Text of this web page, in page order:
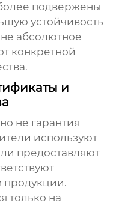
подвержены
устойчивость
не абсолютное
конкретной
и
не гарантия
используют
предоставляют
продукции.
только на